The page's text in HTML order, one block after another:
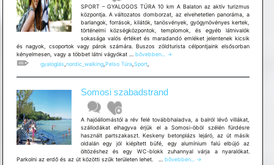
SPORT – GYALOGOS TÚRA 10 km A Balaton az aktív turizmus
központja. A változatos domborzat, az elvehetetlen panoráma, a
barlangok, források, kilátók, tanösvények, gyógynövényes kertek,
történelmi községközpontok, templomok, és egyéb látnivalók
sokasága valós értéket és maradandó emléket jelentenek kicsik
és nagyok, csoportok vagy párok számára. Buszos zöldturista célpontjaink elsősorban
kényelmesen, vagy a többet látni vágyókat … SPORT
–
GYALOGOS
TÚRA
km
bővebben...
→
gyaloglás,nordic_walking,Pelso Túra,Sport,
Somosi szabadstrand
A hajóállomástól a rév felé továbbhaladva, a balról lévő villákat,
szállodákat elhagyva érjük el a Somosi-öböl szélén fürdésre
használt partszakaszt. Keskeny betonplázs lejáró, az út másik
oldalán egy jól kiépített büfé, egy alumínium falú elbújó az
öltözéshez és egy WC-blokk zuhannyal várja a nyaralókat.
Parkolni az erdő és az út közötti szűk területen lehet. … Somosi
bővebben...
→